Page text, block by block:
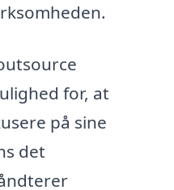
for, at
på sine
det